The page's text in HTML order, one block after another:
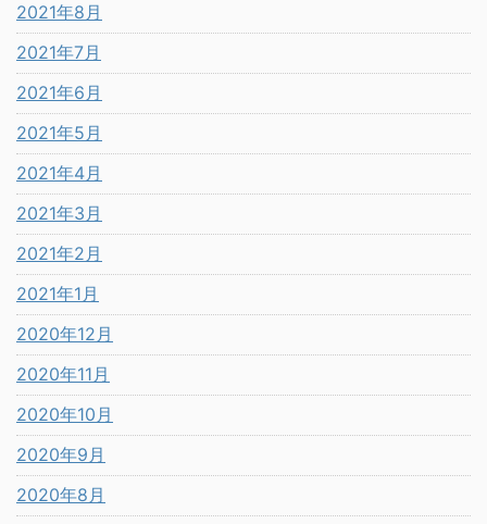
2021年8月
2021年7月
2021年6月
2021年5月
2021年4月
2021年3月
2021年2月
2021年1月
2020年12月
2020年11月
2020年10月
2020年9月
2020年8月